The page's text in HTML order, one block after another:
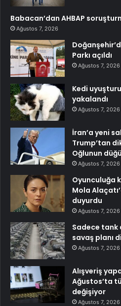
Babacan’dan AHBAP
Ağustos 7, 2026
Parkı açıldı
Ağustos 7, 2026
Kedi
yakalandı
Ağustos 7, 2026
İran’a yeni
Trump’tan
Oğlunun
Ağustos 7, 2026
Oyunculuğa
Mola
duyurdu
Ağustos 7, 2026
Sadece tank
savaş planı
Ağustos 7, 2026
Alışveriş
Ağustos’ta
değişiyor
Ağustos 7, 2026